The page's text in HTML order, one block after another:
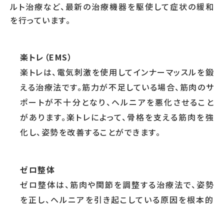
ルト治療など、最新の治療機器を駆使して症状の緩和
を行っています。
楽トレ（EMS）
楽トレは、電気刺激を使用してインナーマッスルを鍛
える治療法です。筋力が不足している場合、筋肉のサ
ポートが不十分となり、ヘルニアを悪化させること
があります。楽トレによって、骨格を支える筋肉を強
化し、姿勢を改善することができます。
ゼロ整体
ゼロ整体は、筋肉や関節を調整する治療法で、姿勢
を正し、ヘルニアを引き起こしている原因を根本的